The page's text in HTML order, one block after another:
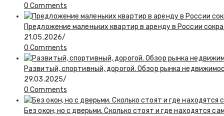
0 Comments
Предложение маленьких квартир в аренду в России
21.05.2026/
0 Comments
Развитый, спортивный, дорогой. Обзор рынка
29.03.2025/
0 Comments
Без окон, но с дверьми. Сколько стоят и где находятся